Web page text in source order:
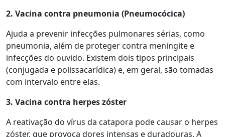
2. Vacina contra pneumonia (Pneumocócica)
Ajuda a prevenir infecções pulmonares sérias, como
pneumonia, além de proteger contra meningite e
infecções do ouvido. Existem dois tipos principais
(conjugada e polissacarídica) e, em geral, são tomadas
com intervalo entre elas.
3. Vacina contra herpes zóster
A reativação do vírus da catapora pode causar o herpes
zóster, que provoca dores intensas e duradouras. A